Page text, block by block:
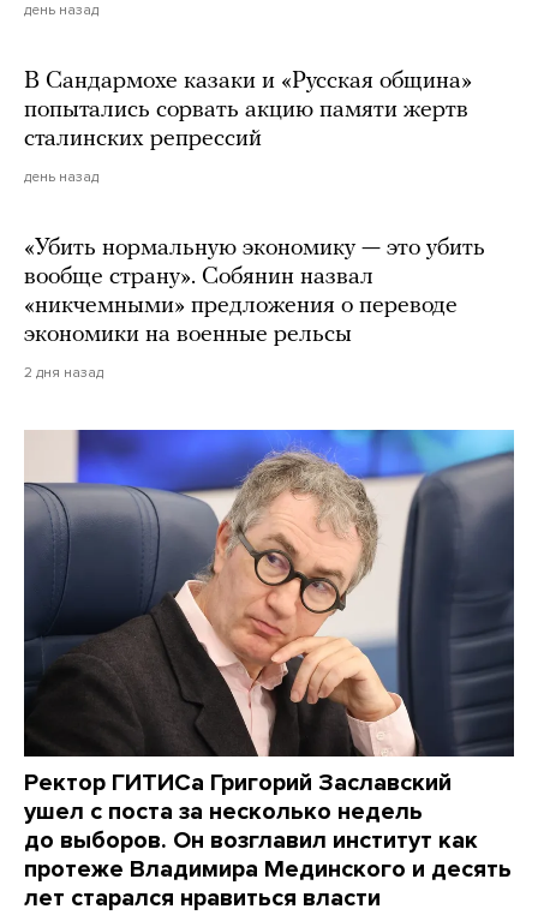
день назад
В Сандармохе казаки и «Русская община»
попытались сорвать акцию памяти жертв
сталинских репрессий
день назад
«Убить нормальную экономику — это убить
вообще страну». Собянин назвал
«никчемными» предложения о переводе
экономики на военные рельсы
2 дня назад
Ректор ГИТИСа Григорий Заславский
ушел с поста за несколько недель
до выборов. Он возглавил институт как
протеже Владимира Мединского и десять
лет старался нравиться власти